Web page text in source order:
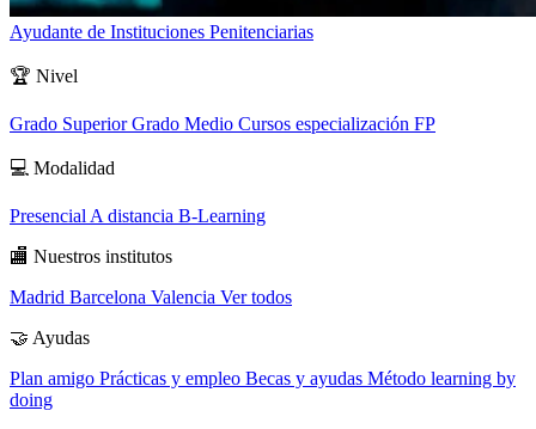
Ayudante de Instituciones Penitenciarias
🏆 Nivel
Grado SuperiorGrado Medio Cursos especialización FP
💻 Modalidad
Presencial A distancia B-Learning
🏬 Nuestros institutos
Madrid Barcelona Valencia Ver todos
🤝 Ayudas
Plan amigo Prácticas y empleo Becas y ayudas Método learning by
doing